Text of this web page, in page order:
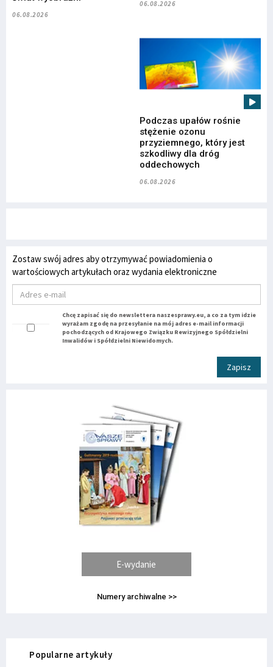
06.08.2026
06.08.2026
Podczas upałów rośnie
stężenie ozonu
przyziemnego, który jest
szkodliwy dla dróg
oddechowych
06.08.2026
Zostaw swój adres aby otrzymywać powiadomienia o
wartościowych artykułach oraz wydania elektroniczne
Chcę zapisać się do newslettera naszesprawy.eu, a co za tym idzie
wyrażam zgodę na przesyłanie na mój adres e-mail informacji
pochodzących od Krajowego Związku Rewizyjnego Spółdzielni
Inwalidów i Spółdzielni Niewidomych.
Zapisz
E-wydanie
Numery archiwalne >>
Popularne artykuły